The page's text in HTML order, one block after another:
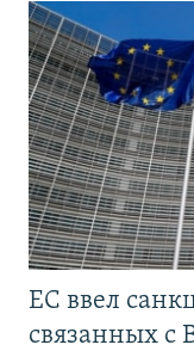
ЕС ввел
связанных с